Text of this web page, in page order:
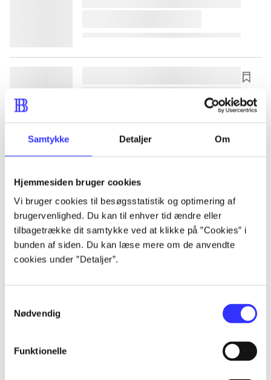
Samtykke Detaljer Om
Hjemmesiden bruger cookies
Vi bruger cookies til besøgsstatistik og optimering af
brugervenlighed. Du kan til enhver tid ændre eller
tilbagetrække dit samtykke ved at klikke på ”Cookies” i
bunden af siden. Du kan læse mere om de anvendte
cookies under ”Detaljer”.
Nødvendig
Funktionelle
lorem ipsum dolor sit amet ...
lorem ipsum dolor sit amet ...
lorem ipsum dolor sit amet ...
lorem ipsum dolor sit amet ...
lorem ipsum dolor sit amet ...
lorem ipsum dolor sit amet ...
lorem ipsum dolor sit amet ...
lorem ipsum dolor sit amet ...
lorem ipsum dolor sit amet ...
lorem ipsum dolor sit amet ...
lorem ipsum dolor sit amet ...